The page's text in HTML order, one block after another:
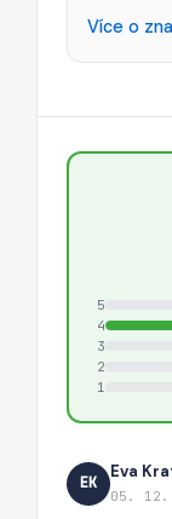
Více o
5
4
3
2
1
EK
Eva
05. 12.